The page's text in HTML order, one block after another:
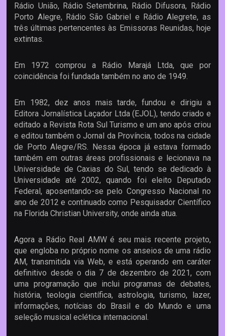
Rádio União, Rádio Setembrina, Rádio Difusora, Rádio
Porto Alegre, Rádio São Gabriel e Rádio Alegrete, as
três últimas pertencentes às Emissoras Reunidas, hoje
extintas.
Em 1972 comprou a Rádio Marajá Ltda, que por
coincidência foi fundada também no ano de 1949.
Em 1982, dez anos mais tarde, fundou e dirigiu a
Editora Jornalística Laçador Ltda (EJOL), tendo criado e
editado a Revista Rota Sul Turismo e um ano após criou
e editou também o Jornal da Província, todos na cidade
de Porto Alegre/RS. Nessa época já estava formado
também em outras áreas profissionais e lecionava na
Universidade de Caxias do Sul, tendo se dedicado à
Universidade até 2002, quando foi eleito Deputado
Federal, aposentando-se pelo Congresso Nacional no
ano de 2012 e continuado como Pesquisador Científico
na Florida Christian University, onde ainda atua.
Agora a Rádio Real AMW é seu mais recente projeto,
que engloba no próprio nome os anseios de uma rádio
AM, transmitida via Web, e está operando em caráter
definitivo desde o dia 7 de dezembro de 2021, com
uma programação que inclui programas de debates,
história, teologia científica, astrologia, turismo, lazer,
informações, notícias do Brasil e do Mundo e uma
seleção musical eclética internacional.